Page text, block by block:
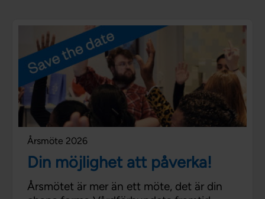
Årsmöte 2026
Din möjlighet att påverka!
Årsmötet är mer än ett möte, det är din